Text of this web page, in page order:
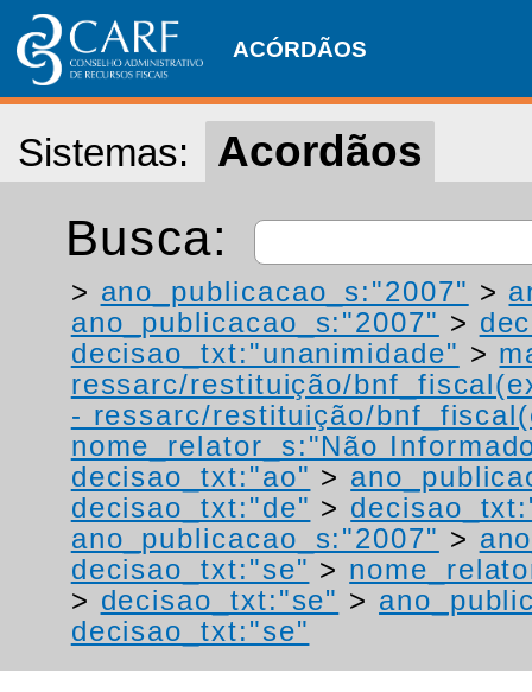
ACÓRDÃOS
Sistemas: Acordãos
Busca:
> ano_publicacao_s:"2007" >
ano_publicacao_s:"2007" >
decisao_txt:"unanimidade" >
ressarc/restituição/
- ressarc/restituição/
nome_relator_s:"Não
decisao_txt:"ao" >
decisao_txt:"de" >
ano_publicacao_s:"2007" >
decisao_txt:"se" >
> decisao_txt:"se" >
decisao_txt:"se"